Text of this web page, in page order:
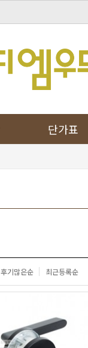
단가표
후기많은순 최근등록순